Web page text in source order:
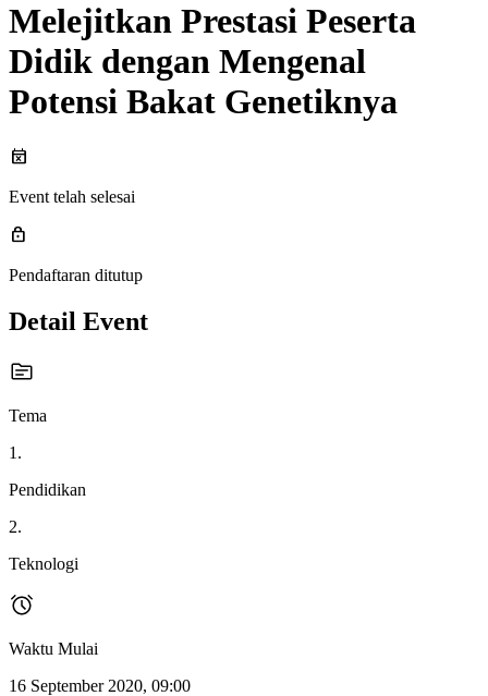
Melejitkan Prestasi Peserta
Didik dengan Mengenal
Potensi Bakat Genetiknya
event_busy
Event telah selesai
lock
Pendaftaran ditutup
Detail Event
Tema
1.
Pendidikan
2.
Teknologi
Waktu Mulai
16 September 2020, 09:00